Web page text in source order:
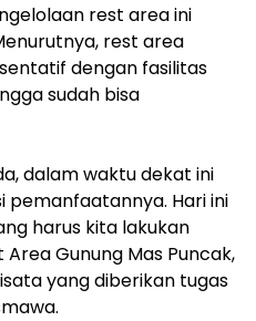
rest area ini
rest area
dengan fasilitas
sudah bisa
dalam waktu dekat ini
pemanfaatannya. Hari ini
harus kita lakukan
Gunung Mas Puncak,
yang diberikan tugas